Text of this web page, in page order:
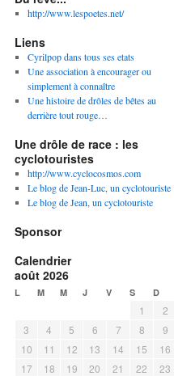
http://www.lespoetes.net/
Liens
Cyrilpop dans tous ses etats
Une association à encourager ou
simplement à connaître
Une histoire de drôles de bêtes au
derrière tout rouge…
Une drôle de race : les
cyclotouristes
http://www.cyclocosmos.com
Le blog de Jean-Luc, un cyclotouriste
Le blog de Jean, un cyclotouriste
Sponsor
Calendrier
août 2026
L M M J V S D
1
2
3
4 5 6 7 8
9
10
11 12 13 14 15
16
17
18 19 20 21 22
23